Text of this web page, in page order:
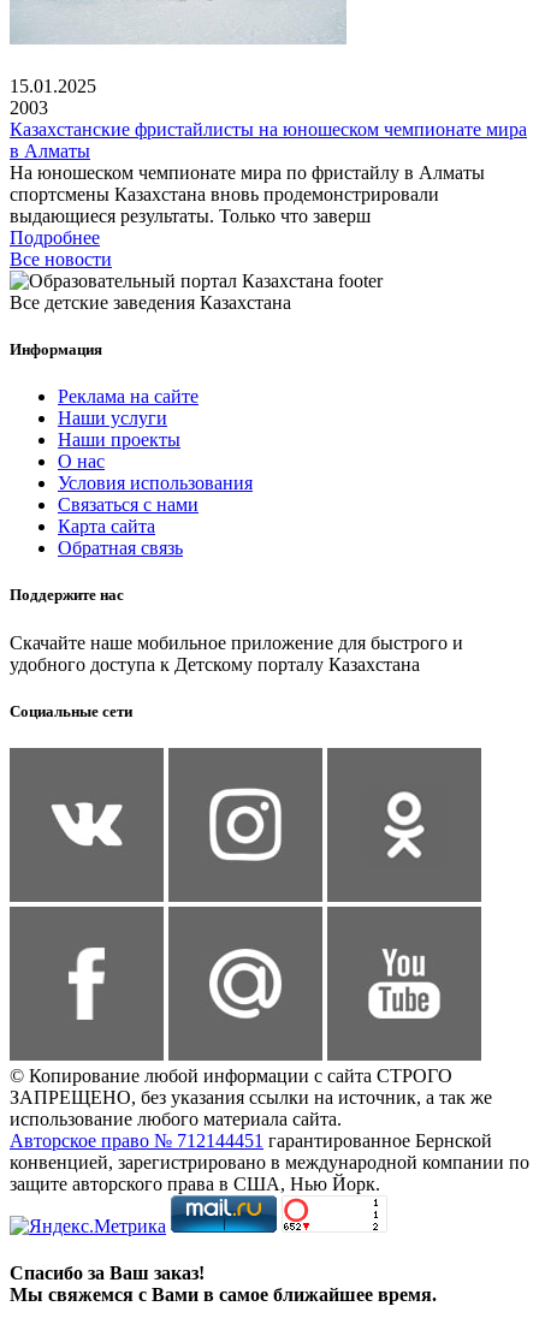
15.01.2025
2003
Казахстанские фристайлисты на юношеском чемпионате мира
в Алматы
На юношеском чемпионате мира по фристайлу в Алматы
спортсмены Казахстана вновь продемонстрировали
выдающиеся результаты. Только что заверш
Подробнее
Все новости
Все детские заведения Казахстана
Информация
Реклама на сайте
Наши услуги
Наши проекты
О нас
Условия использования
Связаться с нами
Карта сайта
Обратная связь
Поддержите нас
Скачайте наше мобильное приложение для быстрого и
удобного доступа к Детскому порталу Казахстана
Социальные сети
© Копирование любой информации с сайта СТРОГО
ЗАПРЕЩЕНО, без указания ссылки на источник, а так же
использование любого материала сайта.
Авторское право № 712144451 гарантированное Бернской
конвенцией, зарегистрировано в международной компании по
защите авторского права в США, Нью Йорк.
Спасибо за Ваш заказ!
Мы свяжемся с Вами в самое ближайшее время.